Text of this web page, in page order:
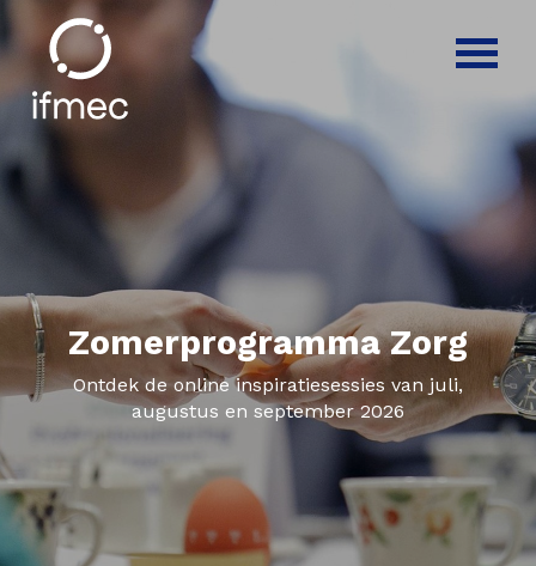
Zomerprogramma Zorg
Ontdek de online inspiratiesessies van juli,
augustus en september 2026